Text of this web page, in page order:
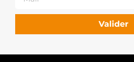
Valider